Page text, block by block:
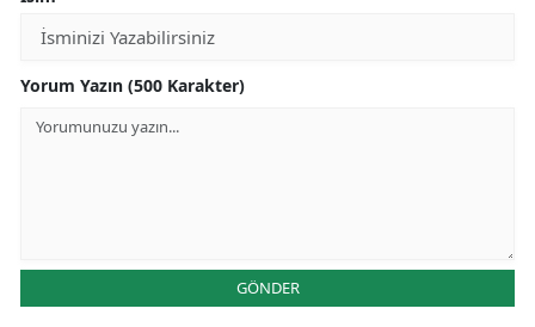
Yorum Yazın (500 Karakter)
GÖNDER